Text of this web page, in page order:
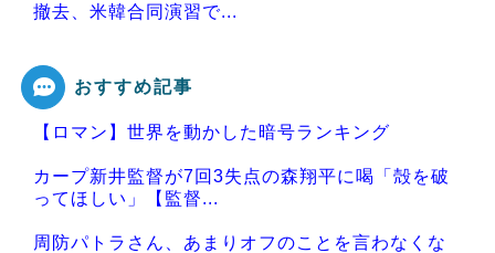
撤去、米韓合同演習で...
Powered by livedoor 相互RSS
おすすめ記事
【ロマン】世界を動かした暗号ランキング
カープ新井監督が7回3失点の森翔平に喝「殻を破
ってほしい」【監督...
周防パトラさん、あまりオフのことを言わなくな